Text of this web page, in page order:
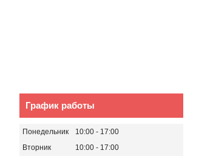
График работы
Понедельник 10:00
17:00
Вторник
10:00
17:00